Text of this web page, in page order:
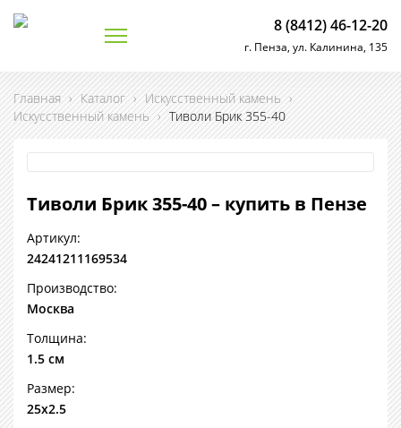
8 (8412) 46-12-20
г. Пенза, ул. Калинина, 135
Главная › Каталог › Искусственный камень ›
Искусственный камень › Тиволи Брик 355-40
Тиволи Брик 355-40 – купить в Пензе
Артикул:
24241211169534
Производство:
Москва
Толщина:
1.5 см
Размер:
25х2.5